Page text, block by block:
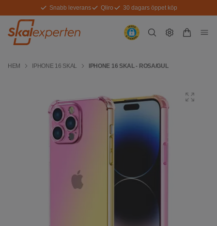
Snabb leverans Qliro 30 dagars öppet köp
HEM IPHONE 16 SKAL IPHONE 16 SKAL - ROSA/GUL